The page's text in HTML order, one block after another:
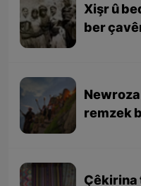
Xişr û
ber
remzek
Çêkirina